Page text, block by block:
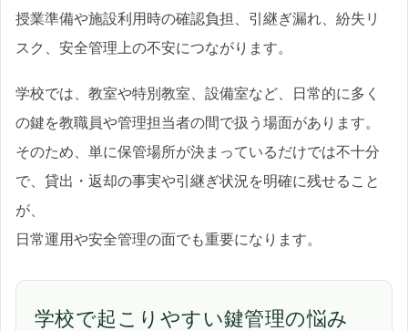
授業準備や施設利用時の確認負担、引継ぎ漏れ、紛失リ
スク、安全管理上の不安につながります。
学校では、教室や特別教室、設備室など、日常的に多く
の鍵を教職員や管理担当者の間で扱う場面があります。
そのため、単に保管場所が決まっているだけでは不十分
で、貸出・返却の事実や引継ぎ状況を明確に残せること
が、
日常運用や安全管理の面でも重要になります。
学校で起こりやすい鍵管理の悩み